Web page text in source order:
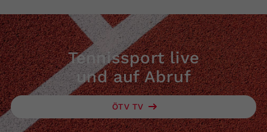
Tennissport live
und auf Abruf
ÖTV TV